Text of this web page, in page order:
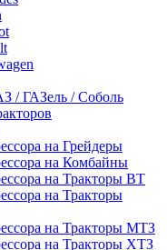
/ ГАЗель / Соболь
на Грейдеры
на Комбайны
на Тракторы ВТ
на Тракторы
на Тракторы МТЗ
на Тракторы ХТЗ